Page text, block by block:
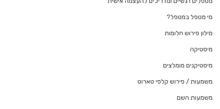
מי מטפל במטפל?
מילון פירוש חלומות
מיסטיקה
מיסטיקנים מומלצים
משמעות / פירוש קלפי טארוט
משמעות השם